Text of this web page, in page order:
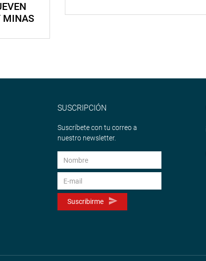
MINAS
SUSCRIPCIÓN
Suscríbete con tu correo a
nuestro newsletter.
Suscribirme